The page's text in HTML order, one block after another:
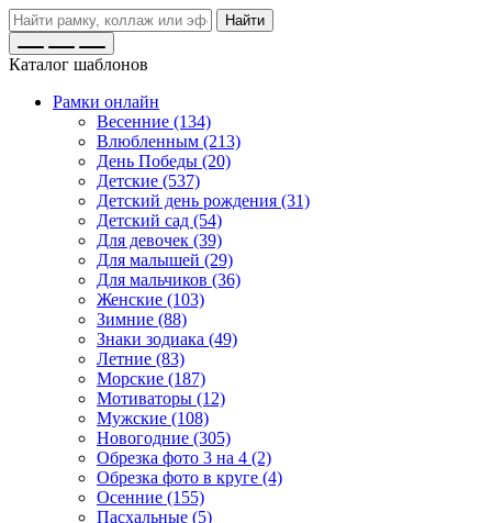
Найти
Каталог шаблонов
Рамки онлайн
Весенние (134)
Влюбленным (213)
День Победы (20)
Детские (537)
Детский день рождения (31)
Детский сад (54)
Для девочек (39)
Для малышей (29)
Для мальчиков (36)
Женские (103)
Зимние (88)
Знаки зодиака (49)
Летние (83)
Морские (187)
Мотиваторы (12)
Мужские (108)
Новогодние (305)
Обрезка фото 3 на 4 (2)
Обрезка фото в круге (4)
Осенние (155)
Пасхальные (5)